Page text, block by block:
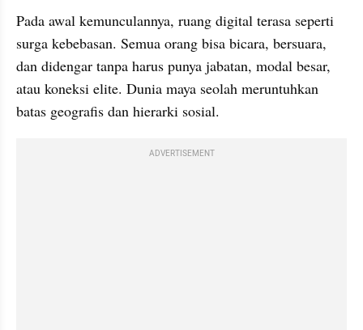
Pada awal kemunculannya, ruang digital terasa seperti
surga kebebasan. Semua orang bisa bicara, bersuara,
dan didengar tanpa harus punya jabatan, modal besar,
atau koneksi elite. Dunia maya seolah meruntuhkan
batas geografis dan hierarki sosial.
ADVERTISEMENT